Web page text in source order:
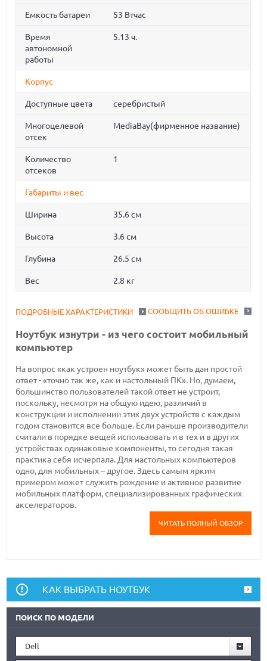
Емкость батареи 53 Втчас
Время
автономной
работы
5.13 ч.
Корпус
Доступные цвета серебристый
Многоцелевой
отсек
MediaBay(фирменное название)
Количество
отсеков
1
Габариты и вес
Ширина 35.6 см
Высота 3.6 см
Глубина 26.5 см
Вес 2.8 кг
СООБЩИТЬ ОБ ОШИБКЕ
ПОДРОБНЫЕ ХАРАКТЕРИСТИКИ
Ноутбук изнутри - из чего состоит мобильный
компьютер
На вопрос «как устроен ноутбук» может быть дан простой
ответ - «точно так же, как и настольный ПК». Но, думаем,
большинство пользователей такой ответ не устроит,
поскольку, несмотря на общую идею, различий в
конструкции и исполнении этих двух устройств с каждым
годом становится все больше. Если раньше производители
считали в порядке вещей использовать и в тех и в других
устройствах одинаковые компоненты, то сегодня такая
практика себя исчерпала. Для настольных компьютеров
одно, для мобильных – другое. Здесь самым ярким
примером может служить рождение и активное развитие
мобильных платформ, специализированных графических
акселераторов.
ЧИТАТЬ ПОЛНЫЙ ОБЗОР
КАК ВЫБРАТЬ НОУТБУК
ПОИСК ПО МОДЕЛИ
Dell